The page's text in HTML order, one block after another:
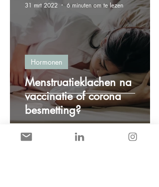
Menstruatieklachen na
vaccinatie of corona
besmetting?
Hormonen
31 mrt 2022 6 minuten om te lezen